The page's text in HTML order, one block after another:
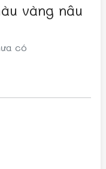
vàng nâu
có